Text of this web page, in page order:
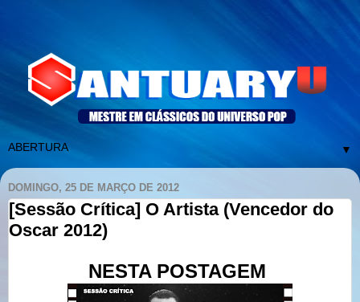
▼
DOMINGO, 25 DE MARÇO DE 2012
[Sessão Crítica] O Artista (Vencedor do
Oscar 2012)
NESTA POSTAGEM